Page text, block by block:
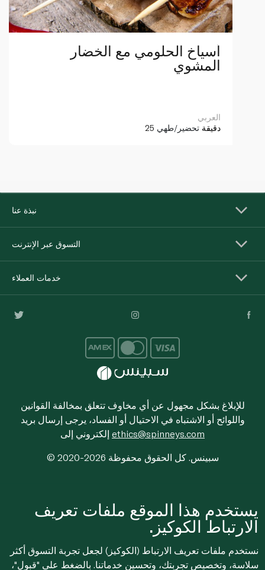
أسياخ الحلومي مع الخضار
المشوي
العربي
25 دقيقة تحضير/طهي
نبذة عنا
التسوق عبر الإنترنت
خدمات العملاء
للإبلاغ بشكل مجهول عن أي مخاوف تتعلق بمخالفة القوانين
واللوائح أو الاشتباه في الاحتيال أو الفساد، يرجى إرسال بريد
ethics@spinneys.com
© 2020-2026 سبينس. كل الحقوق محفوظة
يستخدم هذا الموقع ملفات تعريف
الارتباط الكوكيز.
نستخدم ملفات تعريف الارتباط (الكوكيز) لجعل تجربة التسوق أكثر
سلاسة، وتخصيص تجربتك، وتحسين خدماتنا. بالضغط على "قبول"،